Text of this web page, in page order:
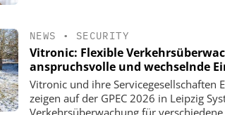
NEWS • SECURITY
Vitronic: Flexible
anspruchsvolle und wechselnde
Vitronic und ihre Servicegesellschaften
zeigen auf der GPEC 2026 in Leipzig